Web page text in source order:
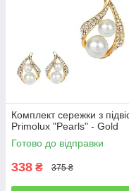
Комплект сережки з
Primolux "Pearls" - Gold
Готово до відправки
338 ₴ 375 ₴